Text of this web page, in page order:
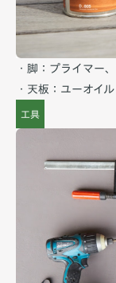
・脚：プライマー
・天板：ユーオイル
工具